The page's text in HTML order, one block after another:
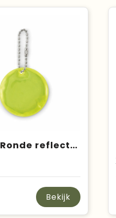
GRIN - Ronde reflecterende hanger
Bekijk